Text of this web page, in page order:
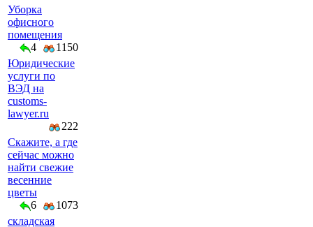
Уборка
офисного
помещения
4
1150
Юридические
услуги по
ВЭД на
customs-
lawyer.ru
222
Скажите, а где
сейчас можно
найти свежие
весенние
цветы
6
1073
складская